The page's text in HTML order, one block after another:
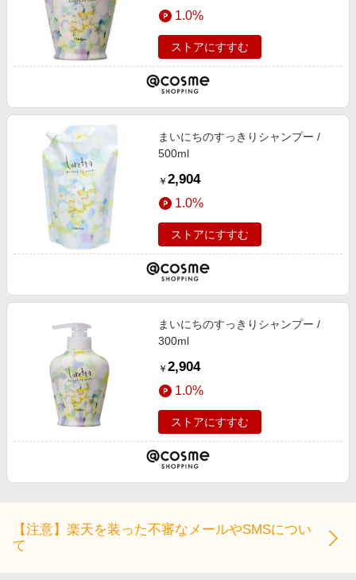
1.0%
ストアにすすむ
まいにちのすっきりシャンプー /
500ml
￥ 2,904
1.0%
ストアにすすむ
まいにちのすっきりシャンプー /
300ml
￥ 2,904
1.0%
ストアにすすむ
【注意】楽天を装った不審なメールやSMSについ
て